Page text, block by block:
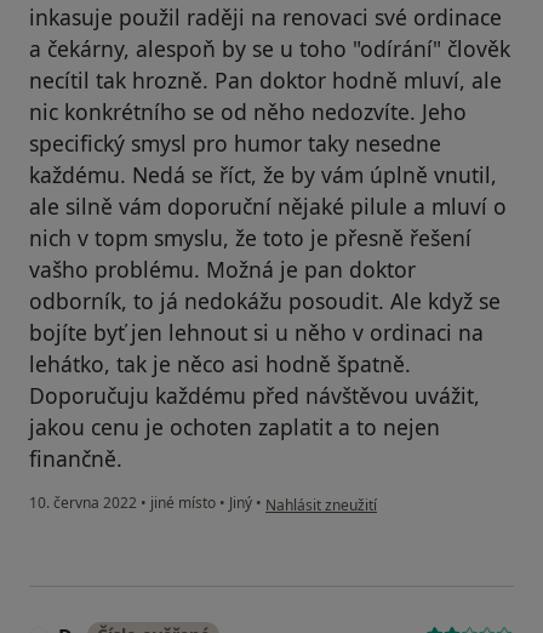
inkasuje použil raději na renovaci své ordinace
a čekárny, alespoň by se u toho "odírání" člověk
necítil tak hrozně. Pan doktor hodně mluví, ale
nic konkrétního se od něho nedozvíte. Jeho
specifický smysl pro humor taky nesedne
každému. Nedá se říct, že by vám úplně vnutil,
ale silně vám doporuční nějaké pilule a mluví o
nich v topm smyslu, že toto je přesně řešení
vašho problému. Možná je pan doktor
odborník, to já nedokážu posoudit. Ale když se
bojíte byť jen lehnout si u něho v ordinaci na
lehátko, tak je něco asi hodně špatně.
Doporučuju každému před návštěvou uvážit,
jakou cenu je ochoten zaplatit a to nejen
finančně.
10. června 2022 • jiné místo • Jiný • podle názoru uživatele T.F.
Nahlásit zneužití